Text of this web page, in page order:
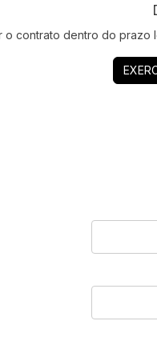
contrato dentro do